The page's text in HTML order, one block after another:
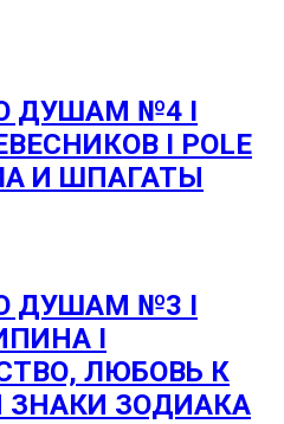
ДУШАМ №4 I
I POLE
И ШПАГАТЫ
ДУШАМ №3 I
I
ЛЮБОВЬ К
ЗНАКИ ЗОДИАКА